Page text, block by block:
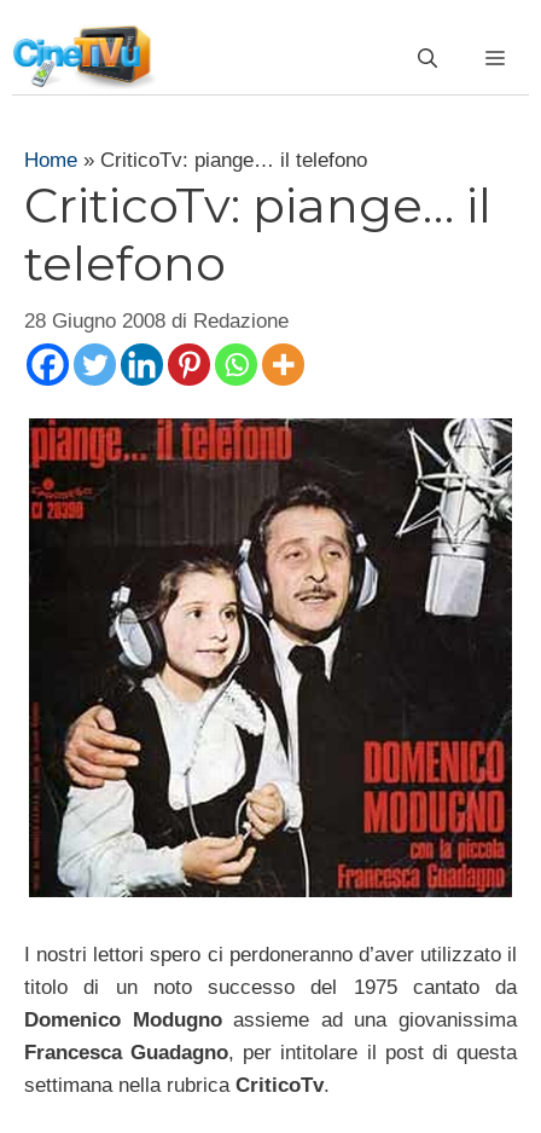
al
contenuto
Home » CriticoTv: piange… il telefono
CriticoTv: piange… il
telefono
28 Giugno 2008 di Redazione
I nostri lettori spero ci perdoneranno d’aver utilizzato il
titolo di un noto successo del 1975 cantato da
Domenico Modugnoassieme ad una giovanissima
Francesca Guadagno, per intitolare il post di questa
settimana nella rubrica CriticoTv.